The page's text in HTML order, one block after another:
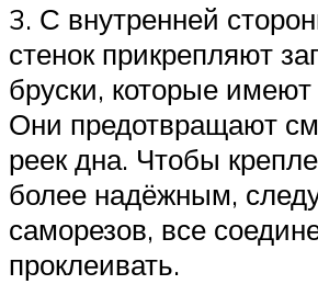
3. С внутренней
стенок прикрепляют
бруски, которые
Они предотвращают
реек дна. Чтобы
более надёжным,
саморезов, все
проклеивать.